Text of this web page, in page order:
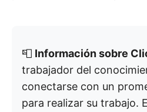
📮 Información sobre
trabajador del
conectarse con un
para realizar su trabajo.